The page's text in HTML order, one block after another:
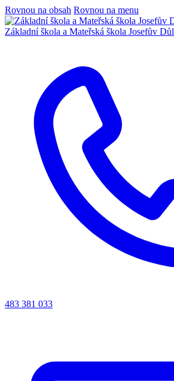
Rovnou na obsah Rovnou na menu
Základní škola a Mateřská škola Josefův Důl
483 381 033